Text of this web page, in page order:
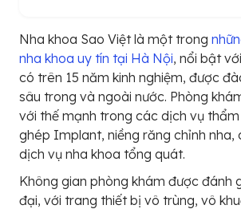
Nha khoa Sao Việt là một trong
nha khoa uy tín tại Hà Nội, nổi bật
có trên 15 năm kinh nghiệm, được
sâu trong và ngoài nước. Phòng
với thế mạnh trong các dịch vụ
ghép Implant, niềng răng chỉnh nha,
dịch vụ nha khoa tổng quát.
Không gian phòng khám được đánh
đại, với trang thiết bị vô trùng, vô